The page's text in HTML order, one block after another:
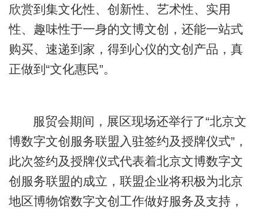
欣赏到集文化性、创新性、艺术性、实用
性、趣味性于一身的文博文创，还能一站式
购买、速递到家，得到心仪的文创产品，真
正做到“文化惠民”。
服贸会期间，展区现场还举行了“北京文
博数字文创服务联盟入驻签约及授牌仪式”，
此次签约及授牌仪式代表着北京文博数字文
创服务联盟的成立，联盟企业将积极为北京
地区博物馆数字文创工作做好服务及支持，